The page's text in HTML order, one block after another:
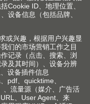
孜不倦的追求。我们
屉和口袋门系列，并
加工工具。